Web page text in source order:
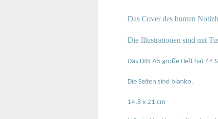
Das Cover des bunten
Die Illustrationen sind mit
​Das DIN A5 große Heft hat 44
Die Seiten sind blanko.
14,8 x 21 cm